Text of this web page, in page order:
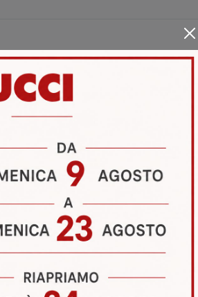
Tomasella Sabaudia
Richiedi Maggiori